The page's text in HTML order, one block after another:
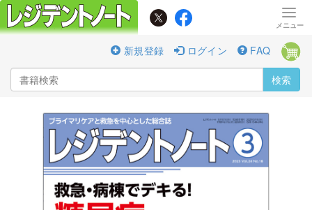
新規登録 ログイン FAQ
検索